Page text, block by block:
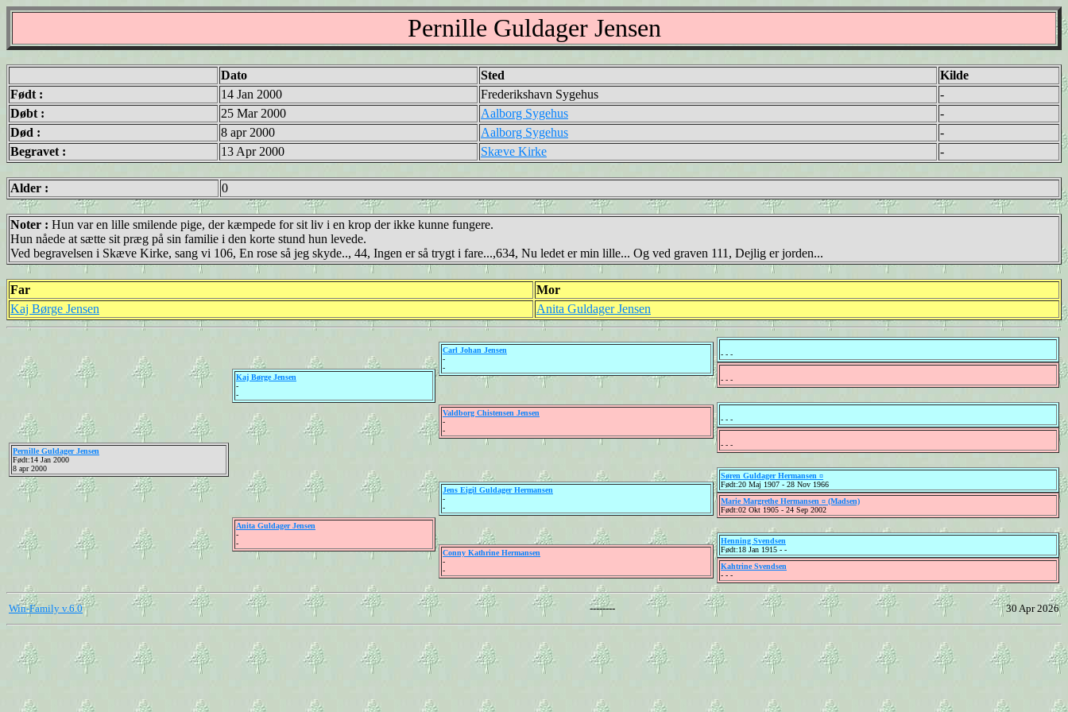
Pernille Guldager Jensen
Dato Sted
Kilde
Født :
14 Jan 2000 Frederikshavn Sygehus
-
Døbt :
25 Mar 2000 Aalborg Sygehus
-
Død :
8 apr 2000 Aalborg Sygehus
-
Begravet :
13 Apr 2000 Skæve Kirke -
Alder : 0
Noter : Hun var en lille smilende pige, der kæmpede for sit liv i en krop der ikke kunne fungere.
Hun nåede at sætte sit præg på sin familie i den korte stund hun levede.
Ved begravelsen i Skæve Kirke, sang vi 106, En rose så jeg skyde.., 44, Ingen er så trygt i fare...,634, Nu ledet er min lille... Og ved graven 111, Dejlig er jorden...
Far
Mor
Kaj Børge Jensen
Anita Guldager Jensen
Pernille Guldager Jensen
Født:14 Jan 2000
8 apr 2000
Kaj Børge Jensen
-
-
Anita Guldager Jensen
-
-
Carl Johan Jensen
-
-
Valdborg Chistensen Jensen
-
-
Jens Eigil Guldager Hermansen
-
-
Conny Kathrine Hermansen
-
-
- - -
- - -
- - -
- - -
Søren Guldager Hermansen ¤
Født:20 Maj 1907 - 28 Nov 1966
Marie Margrethe Hermansen ¤ (Madsen)
Født:02 Okt 1905 - 24 Sep 2002
Henning Svendsen
Født:18 Jan 1915 - -
Kahtrine Svendsen
- - -
Win-Family v.6.0 -------- 30 Apr 2026